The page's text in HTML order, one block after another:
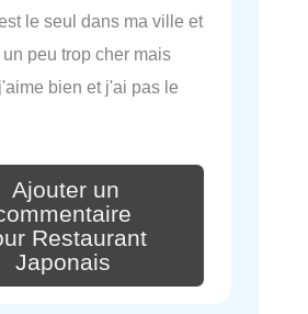
le seul dans ma ville et
peu trop cher mais
bien et j'ai pas le
Ajouter un
Restaurant
Japonais